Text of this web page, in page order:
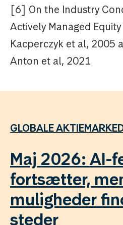
[6] On the Industry
Actively Managed
Kacperczyk et al, 2005
Anton et al, 2021
GLOBALE
Maj 2026: AI-
fortsætter,
muligheder
steder